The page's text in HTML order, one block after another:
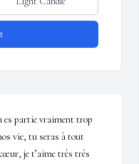
es partie vraiment trop
vie, tu seras à tout
je t’aime très très